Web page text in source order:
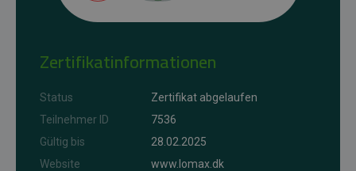
Zertifikatinformationen
Status
Zertifikat abgelaufen
Teilnehmer ID
7536
Gültig bis
28.02.2025
Website
www.lomax.dk